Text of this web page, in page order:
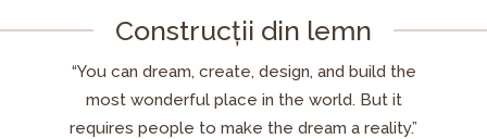
Construcții din lemn
“You can dream, create, design, and build the
most wonderful place in the world. But it
requires people to make the dream a reality.”